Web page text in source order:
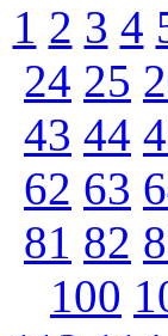
1 2 3 4
24 25
43 44
62 63
81 82
100